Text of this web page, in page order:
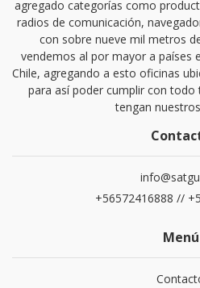
agregado categorías como
radios de comunicación,
con sobre nueve mil metros
vendemos al por mayor a países
Chile, agregando a esto oficinas
para así poder cumplir con
tengan
+56572416888 //
Menú